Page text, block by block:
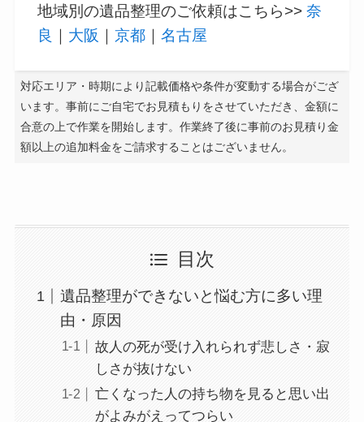
地域別の遺品整理のご依頼はこちら>>奈
良
大阪 ｜京都 ｜名古屋
対応エリア・時期により記載価格や条件が変動する場合がござ
います。事前にご自宅でお見積もりをさせていただき、金額に
合意の上で作業を開始します。作業終了後に事前のお見積り金
額以上の追加料金をご請求することはございません。
目次
遺品整理ができないと悩む方に多い理
由・原因
故人の死が受け入れられず悲しさ・寂
しさが抜けない
亡くなった人の持ち物を見ると思い出
がよみがえってつらい